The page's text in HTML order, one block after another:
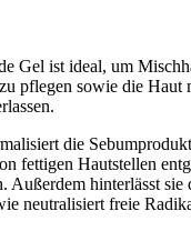
Gel ist ideal, um
pflegen sowie die Haut
die
fettigen Hautstellen
Außerdem hinterlässt sie
neutralisiert freie